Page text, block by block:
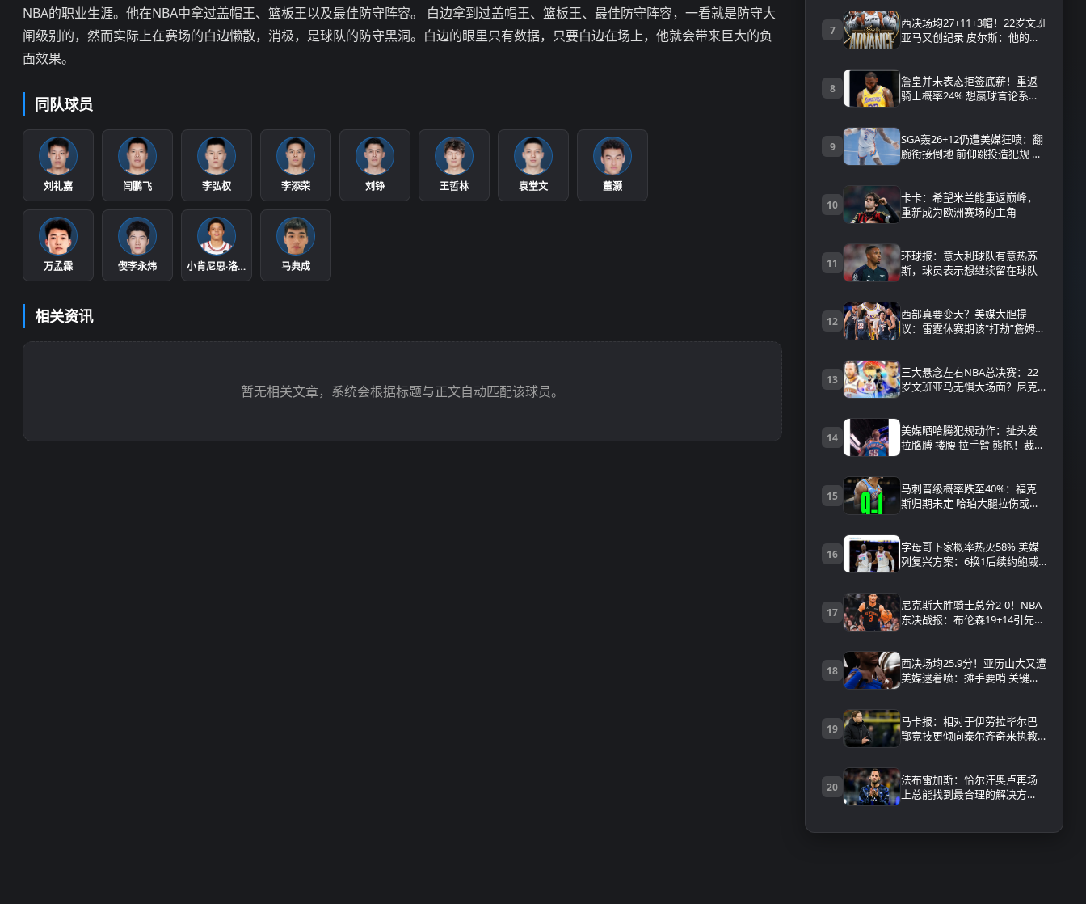
NBA的职业生涯。他在NBA中拿过盖帽王、篮板王以及最佳防守阵容。 白边拿到过盖帽王、篮板王、最佳防守阵容，一看就是防守大
闸级别的，然而实际上在赛场的白边懒散，消极，是球队的防守黑洞。白边的眼里只有数据，只要白边在场上，他就会带来巨大的负
面效果。
同队球员
刘礼嘉 闫鹏飞 李弘权 李添荣 刘铮 王哲林 袁堂文 董灏
万孟霖 偰李永炜 小肯尼思·洛夫顿 马典成
相关资讯
暂无相关文章，系统会根据标题与正文自动匹配该球员。
7
西决场均27+11+3帽！22岁文班
亚马又创纪录 皮尔斯：他的时
8
詹皇并未表态拒签底薪！重返
骑士概率24% 想赢球言论系坐
9
SGA轰26+12仍遭美媒狂喷：翻
腕衔接倒地 前仰跳投造犯规 假
10
卡卡：希望米兰能重返巅峰，
重新成为欧洲赛场的主角
11
环球报：意大利球队有意热苏
斯，球员表示想继续留在球队
12
西部真要变天？美媒大胆提
议：雷霆休赛期该“打劫”詹姆
13
三大悬念左右NBA总决赛：22
岁文班亚马无惧大场面？尼克
14
美媒晒哈腾犯规动作：扯头发
拉胳膊 搂腰 拉手臂 熊抱！裁判
15
马刺晋级概率跌至40%：福克
斯归期未定 哈珀大腿拉伤或需
16
字母哥下家概率热火58% 美媒
列复兴方案：6换1后续约鲍威
17
尼克斯大胜骑士总分2-0！NBA
东决战报：布伦森19+14引先发
18
西决场均25.9分！亚历山大又遭
美媒逮着喷：摊手要哨 关键球
19
马卡报：相对于伊劳拉毕尔巴
鄂竞技更倾向泰尔齐奇来执教
20
法布雷加斯：恰尔汗奥卢再场
上总能找到最合理的解决方